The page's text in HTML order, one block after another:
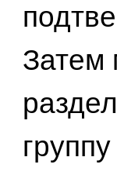
Затем